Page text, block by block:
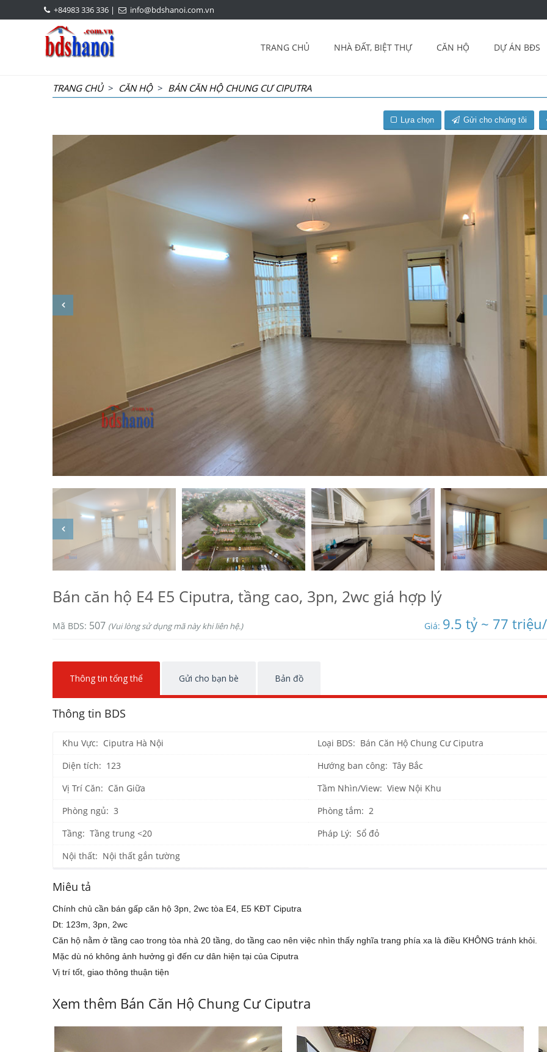
+84983 336 336 | info@bdshanoi.com.vn
TRANG CHỦ NHÀ ĐẤT, BIỆT THỰ CĂN HỘ DỰ ÁN BĐS
TRANG CHỦ> CĂN HỘ> BÁN CĂN HỘ CHUNG CƯ CIPUTRA
Lựa chọn Gửi cho chúng tôi
Bán căn hộ E4 E5 Ciputra, tầng cao, 3pn, 2wc giá hợp lý
Mã BDS: 507 (Vui lòng sử dụng mã này khi liên hệ.) Giá: 9.5 tỷ ~ 77
Thông tin tổng thể Gửi cho bạn bè Bản đồ
Thông tin BDS
Khu Vực: Ciputra Hà Nội
Loại BDS: Bán Căn Hộ Chung Cư Ciputra
Diện tích: 123
Hướng ban công: Tây Bắc
Vị Trí Căn: Căn Giữa
Tầm Nhìn/View: View Nội Khu
Phòng ngủ: 3
Phòng tắm: 2
Tầng: Tầng trung <20
Pháp Lý: Sổ đỏ
Nội thất: Nội thất gắn tường
Miêu tả
Chính chủ cần bán gấp căn hộ 3pn, 2wc tòa E4, E5 KĐT Ciputra
Dt: 123m, 3pn, 2wc
Căn hộ nằm ở tầng cao trong tòa nhà 20 tầng, do tầng cao nên việc nhìn thấy nghĩa trang phía xa là điều KHÔNG tránh khỏi.
Mặc dù nó không ảnh hưởng gì đến cư dân hiện tại của Ciputra
Vị trí tốt, giao thông thuận tiện
Xem thêm Bán Căn Hộ Chung Cư Ciputra